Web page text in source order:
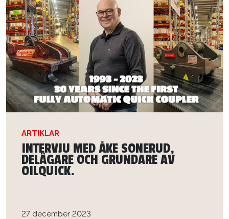
ARTIKLAR
INTERVJU MED ÅKE SONERUD,
DELÄGARE OCH GRUNDARE AV
OILQUICK.
27 december 2023